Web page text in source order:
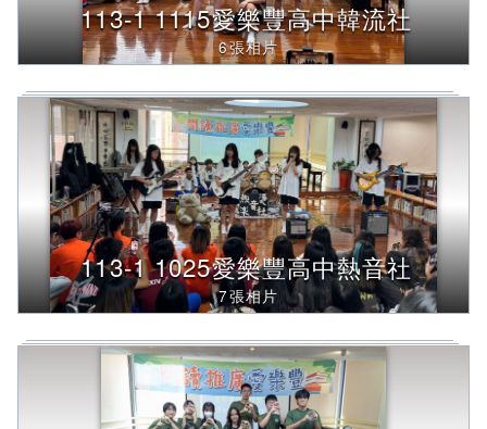
113-1 1115愛樂豐高中韓流社
6張相片
113-1 1025愛樂豐高中熱音社
7張相片